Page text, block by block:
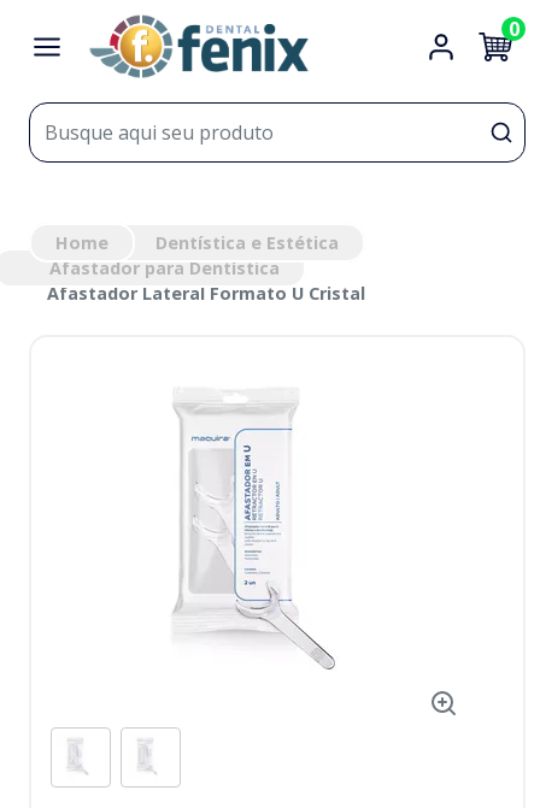
0
Home
Dentística e Estética
Afastador para Dentística
Afastador Lateral Formato U Cristal